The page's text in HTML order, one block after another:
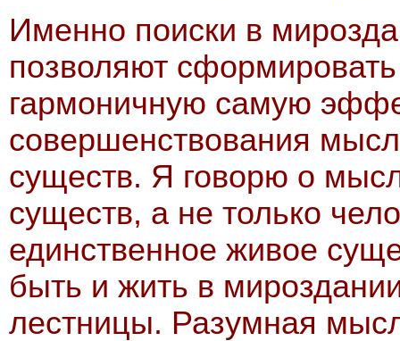
Именно поиски в
позволяют
гармоничную самую
совершенствования
существ. Я говорю о
существ, а не только
единственное живое
быть и жить в
лестницы. Разумная